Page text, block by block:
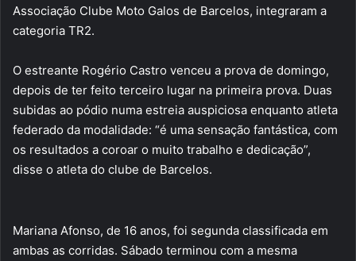
Associação Clube Moto Galos de Barcelos, integraram a
categoria TR2.
O estreante Rogério Castro venceu a prova de domingo,
depois de ter feito terceiro lugar na primeira prova. Duas
subidas ao pódio numa estreia auspiciosa enquanto atleta
federado da modalidade: “é uma sensação fantástica, com
os resultados a coroar o muito trabalho e dedicação”,
disse o atleta do clube de Barcelos.
Mariana Afonso, de 16 anos, foi segunda classificada em
ambas as corridas. Sábado terminou com a mesma